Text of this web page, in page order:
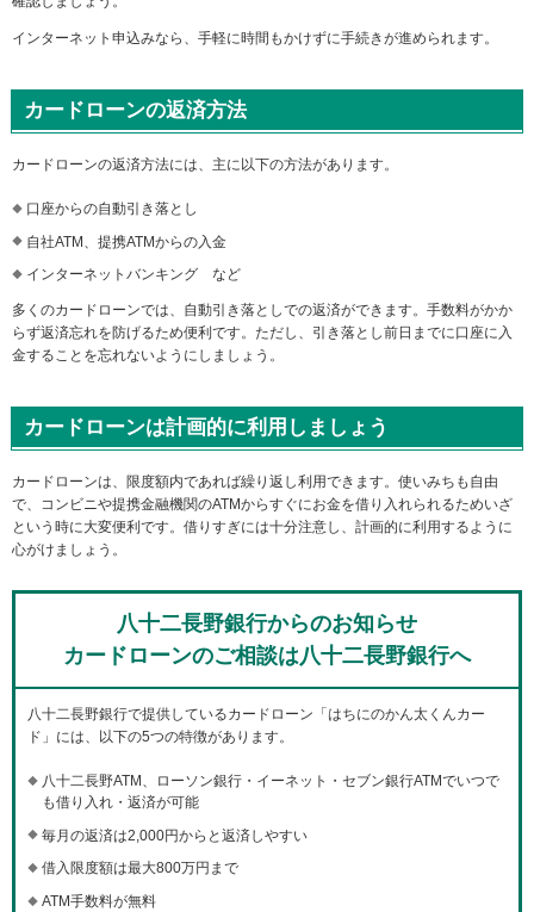
インターネット申込みなら、手軽に時間もかけずに手続きが進められます。
カードローンの返済方法
カードローンの返済方法には、主に以下の方法があります。
口座からの自動引き落とし
自社ATM、提携ATMからの入金
インターネットバンキング など
多くのカードローンでは、自動引き落としでの返済ができます。手数料がかか
らず返済忘れを防げるため便利です。ただし、引き落とし前日までに口座に入
金することを忘れないようにしましょう。
カードローンは計画的に利用しましょう
カードローンは、限度額内であれば繰り返し利用できます。使いみちも自由
で、コンビニや提携金融機関のATMからすぐにお金を借り入れられるためいざ
という時に大変便利です。借りすぎには十分注意し、計画的に利用するように
心がけましょう。
八十二長野銀行からのお知らせ
カードローンのご相談は八十二長野銀行へ
八十二長野銀行で提供しているカードローン「はちにのかん太くんカー
ド」には、以下の5つの特徴があります。
八十二長野ATM、ローソン銀行・イーネット・セブン銀行ATMでいつで
も借り入れ・返済が可能
毎月の返済は2,000円からと返済しやすい
借入限度額は最大800万円まで
ATM手数料が無料